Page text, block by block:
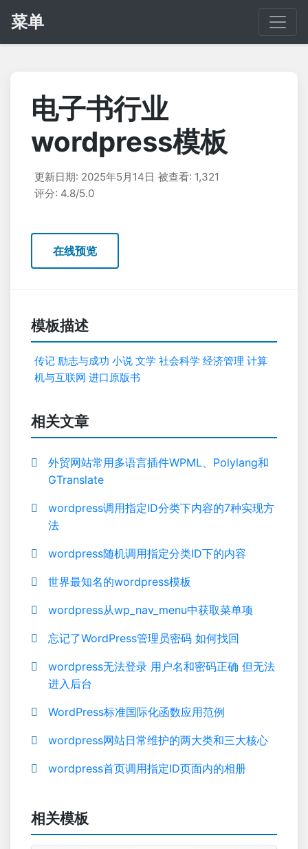
菜单
电子书行业
wordpress模板
更新日期: 2025年5月14日 被查看: 1,321
评分: 4.8/5.0
在线预览
模板描述
传记 励志与成功 小说 文学 社会科学 经济管理 计算
机与互联网 进口原版书
相关文章
外贸网站常用多语言插件WPML、Polylang和
GTranslate
wordpress调用指定ID分类下内容的7种实现方
法
wordpress随机调用指定分类ID下的内容
世界最知名的wordpress模板
wordpress从wp_nav_menu中获取菜单项
忘记了WordPress管理员密码 如何找回
wordpress无法登录 用户名和密码正确 但无法
进入后台
WordPress标准国际化函数应用范例
wordpress网站日常维护的两大类和三大核心
wordpress首页调用指定ID页面内的相册
相关模板